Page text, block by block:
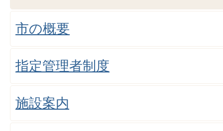
市の概要
指定管理者制度
施設案内